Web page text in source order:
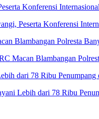
Peserta Konferensi
Macan Blambangan
Lebih dari 78 Ribu